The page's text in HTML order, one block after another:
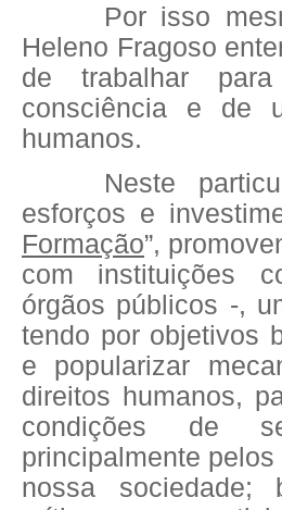
Por isso
Heleno Fragoso
de trabalhar
consciência e de
humanos.
Neste
esforços e
Formação”,
com instituições
órgãos públicos -,
tendo por objetivos
e popularizar
direitos humanos,
condições de
principalmente
nossa sociedade;